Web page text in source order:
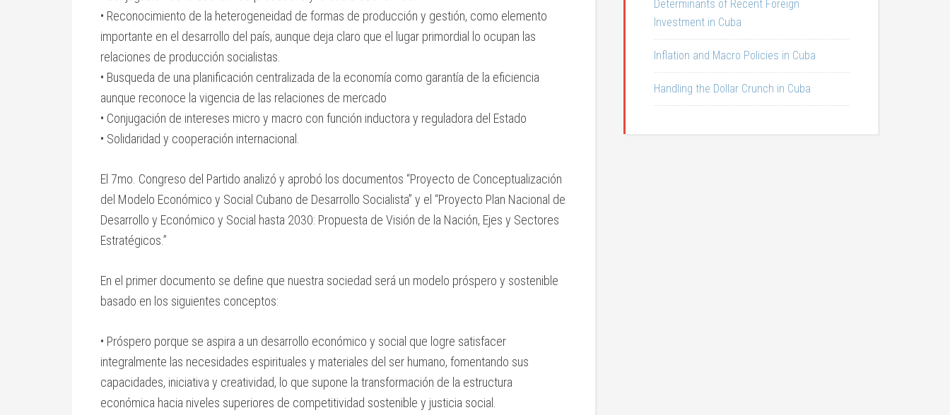
• Reconocimiento de la heterogeneidad de formas de producción y gestión, como elemento
importante en el desarrollo del país, aunque deja claro que el lugar primordial lo ocupan las
relaciones de producción socialistas.
• Busqueda de una planificación centralizada de la economía como garantía de la eficiencia
aunque reconoce la vigencia de las relaciones de mercado
• Conjugación de intereses micro y macro con función inductora y reguladora del Estado
• Solidaridad y cooperación internacional.
El 7mo. Congreso del Partido analizó y aprobó los documentos “Proyecto de Conceptualización
del Modelo Económico y Social Cubano de Desarrollo Socialista” y el “Proyecto Plan Nacional de
Desarrollo y Económico y Social hasta 2030: Propuesta de Visión de la Nación, Ejes y Sectores
Estratégicos.”
En el primer documento se define que nuestra sociedad será un modelo próspero y sostenible
basado en los siguientes conceptos:
• Próspero porque se aspira a un desarrollo económico y social que logre satisfacer
integralmente las necesidades espirituales y materiales del ser humano, fomentando sus
capacidades, iniciativa y creatividad, lo que supone la transformación de la estructura
económica hacia niveles superiores de competitividad sostenible y justicia social.
Determinants of Recent Foreign
Investment in Cuba
Inflation and Macro Policies in Cuba
Handling the Dollar Crunch in Cuba